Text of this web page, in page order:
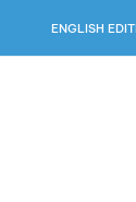
ENGLISH